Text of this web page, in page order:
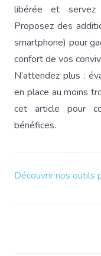
libérée et servez
Proposez des
smartphone) pour
confort de vos
N’attendez plus :
en place au moins
cet article pour
bénéfices.
Découvrir nos outils